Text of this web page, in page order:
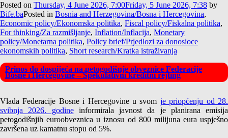
Posted on Thursday, 4 June 2026, 7:00Friday, 5 June 2026, 7:38 by
Bife.baPosted in Bosnia and Herzegovina/Bosna i Hercegovina,
Economic policy/Ekonomska politika, Fiscal policy/Fiskalna politika,
For thinking/Za razmišljanje, Inflation/Inflacija, Monetary
policy/Monetarna politika, Policy brief/Prjedlozi za donosioce
ekonomskih politika, Short research/Kratka istraživanja
Prinos do dospijeća na petogodišnje obveznice Federacije
Bosne i Hercegovine – Špekulativni kreditni rejting
Vlada Federacije Bosne i Hercegovine u svom je priopćenju od 28.
svibnja 2026. godineinformirala javnost da je planirana emisija
petogodišnjih euroobveznica u iznosu od 800 milijuna eura uspješno
završena uz kamatnu stopu od 5%.